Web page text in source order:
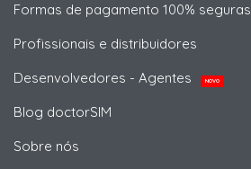
Formas de pagamento 100% seguras
Profissionais e distribuidores
Desenvolvedores - Agentes
NOVO
Blog doctorSIM
Sobre nós